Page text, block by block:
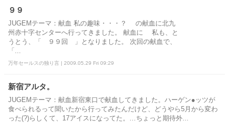
９９
JUGEMテーマ：献血 私の趣味・・・？ の献血に北九
州赤十字センターへ行ってきました。 献血に 私も、と
うとう、「 ９９回 」となりました。 次回の献血で、
「...
万年セールスの独り言 | 2009.05.29 Fri 09:29
新宿アルタ。
JUGEMテーマ：献血新宿東口で献血してきました。ハーゲン●ッツが
食べられるって聞いたから行ってみたんだけど、どうやら5月から変わ
った(?)らしくて、17アイスになってた。…ちょっと期待外...